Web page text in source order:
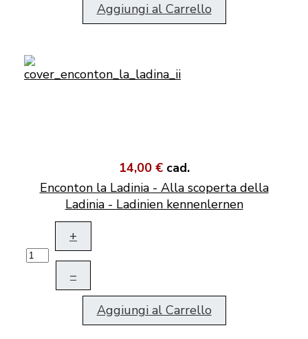
Aggiungi al Carrello
14,00 € cad.
Enconton la Ladinia - Alla scoperta della
Ladinia - Ladinien kennenlernen
+
–
Aggiungi al Carrello